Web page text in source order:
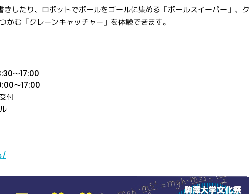
きしたり、ロボットでボールをゴールに集める「ボールスイーパー」、ク
かむ「クレーンキャッチャー」を体験できます。
〜17:00
〜17:00
付